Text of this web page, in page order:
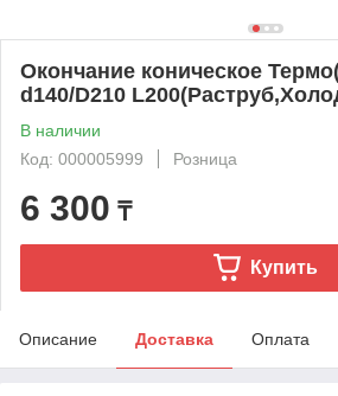
Окончание коническое
d140/D210
В наличии
Код: 000005999
Розница
6 300 ₸
Купить
Описание Доставка Оплата